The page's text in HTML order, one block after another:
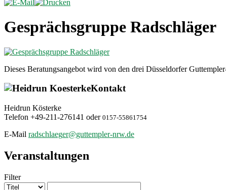
Gesprächsgruppe Radschläger
Dieses Beratungsangebot wird von den drei Düsseldorfer
Kontakt
Heidrun Kösterke
Telefon +49-211-276141 oder 0157-55861754
E-Mail
Veranstaltungen
Filter